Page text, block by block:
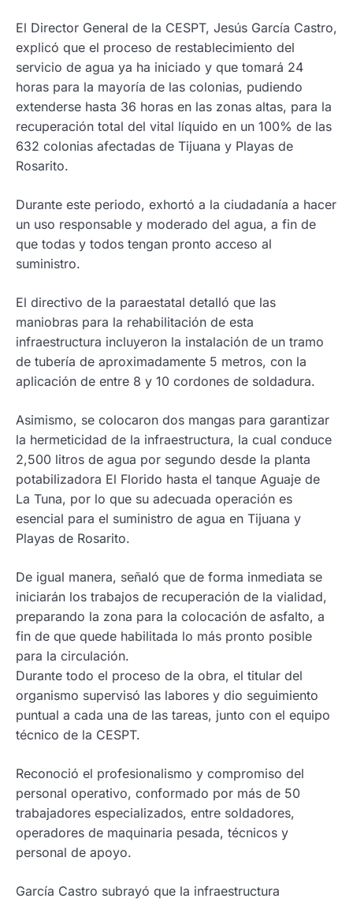
El Director General de la CESPT, Jesús García Castro,
explicó que el proceso de restablecimiento del
servicio de agua ya ha iniciado y que tomará 24
horas para la mayoría de las colonias, pudiendo
extenderse hasta 36 horas en las zonas altas, para la
recuperación total del vital líquido en un 100% de las
632 colonias afectadas de Tijuana y Playas de
Rosarito.
Durante este periodo, exhortó a la ciudadanía a hacer
un uso responsable y moderado del agua, a fin de
que todas y todos tengan pronto acceso al
suministro.
El directivo de la paraestatal detalló que las
maniobras para la rehabilitación de esta
infraestructura incluyeron la instalación de un tramo
de tubería de aproximadamente 5 metros, con la
aplicación de entre 8 y 10 cordones de soldadura.
Asimismo, se colocaron dos mangas para garantizar
la hermeticidad de la infraestructura, la cual conduce
2,500 litros de agua por segundo desde la planta
potabilizadora El Florido hasta el tanque Aguaje de
La Tuna, por lo que su adecuada operación es
esencial para el suministro de agua en Tijuana y
Playas de Rosarito.
De igual manera, señaló que de forma inmediata se
iniciarán los trabajos de recuperación de la vialidad,
preparando la zona para la colocación de asfalto, a
fin de que quede habilitada lo más pronto posible
para la circulación.
Durante todo el proceso de la obra, el titular del
organismo supervisó las labores y dio seguimiento
puntual a cada una de las tareas, junto con el equipo
técnico de la CESPT.
Reconoció el profesionalismo y compromiso del
personal operativo, conformado por más de 50
trabajadores especializados, entre soldadores,
operadores de maquinaria pesada, técnicos y
personal de apoyo.
García Castro subrayó que la infraestructura